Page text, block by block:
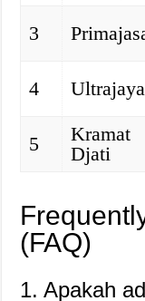
3
4
Ultrajaya
5
Kramat
Djati
(FAQ)
1. Apakah